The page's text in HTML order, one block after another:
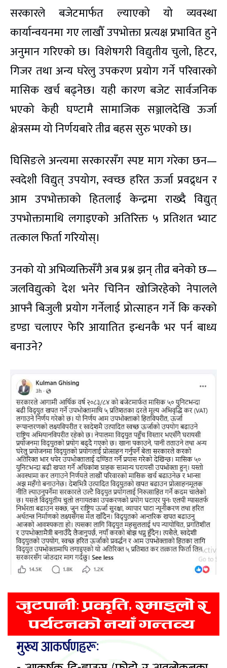
सरकारले बजेटमार्फत ल्याएको यो व्यवस्था
कार्यान्वयनमा गए लाखौँ उपभोक्ता प्रत्यक्ष प्रभावित हुने
अनुमान गरिएको छ। विशेषगरी विद्युतीय चुलो, हिटर,
गिजर तथा अन्य घरेलु उपकरण प्रयोग गर्ने परिवारको
मासिक खर्च बढ्नेछ। यही कारण बजेट सार्वजनिक
भएको केही घण्टामै सामाजिक सञ्जालदेखि ऊर्जा
क्षेत्रसम्म यो निर्णयबारे तीव्र बहस सुरु भएको छ।
घिसिङले अन्त्यमा सरकारसँग स्पष्ट माग गरेका छन—
स्वदेशी विद्युत् उपयोग, स्वच्छ हरित ऊर्जा प्रवद्र्धन र
आम उपभोक्ताको हितलाई केन्द्रमा राख्दै विद्युत्
उपभोक्तामाथि लगाइएको अतिरिक्त ५ प्रतिशत भ्याट
तत्काल फिर्ता गरियोस्।
उनको यो अभिव्यक्तिसँगै अब प्रश्न झन् तीव्र बनेको छ—
जलविद्युत्को देश भनेर चिनिन खोजिरहेको नेपालले
आफ्नै बिजुली प्रयोग गर्नेलाई प्रोत्साहन गर्ने कि करको
डण्डा चलाएर फेरि आयातित इन्धनकै भर पर्न बाध्य
बनाउने?